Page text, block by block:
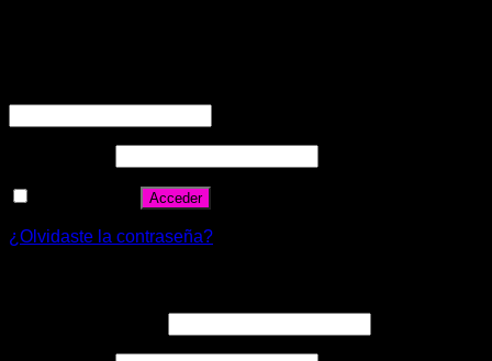
Acceder
¿Olvidaste la contraseña?